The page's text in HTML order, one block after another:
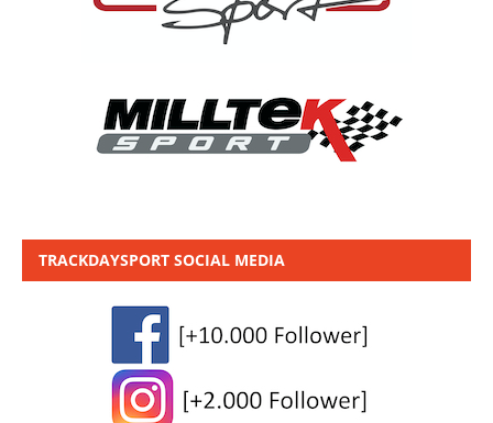
TRACKDAYSPORT SOCIAL MEDIA